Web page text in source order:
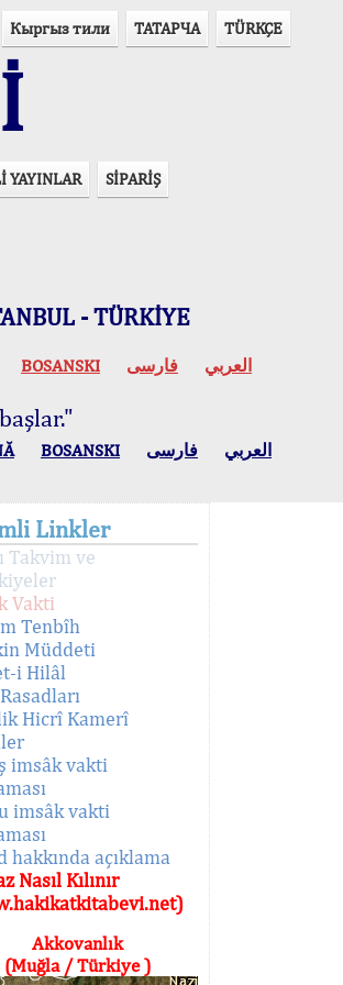
Кыргыз тили ТАТАРЧА TÜRKÇE
YAYINLAR SİPARİŞ
- TÜRKİYE
BOSANSKI العربي فارسی
BOSANSKI العربي فارسی
Linkler
Takvim ve
Vakti
Tenbîh
Müddeti
i Hilâl
Hicrî Kamerî
imsâk vakti
imsâk vakti
hakkında açıklama
Nasıl Kılınır
Akkovanlık
(Muğla / Türkiye )